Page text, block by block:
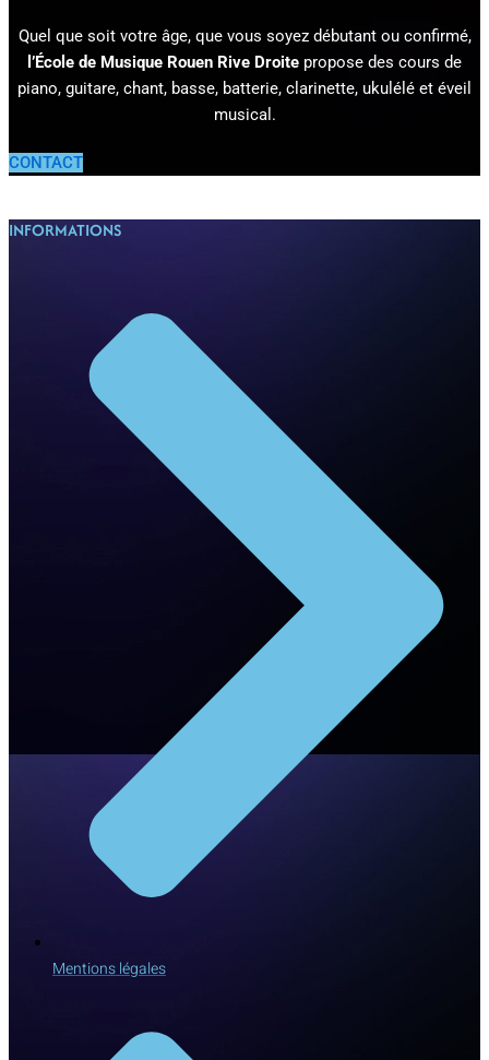
Quel que soit votre âge, que vous soyez débutant ou confirmé,
l’École de Musique Rouen Rive Droite propose des cours de
piano, guitare, chant, basse, batterie, clarinette, ukulélé et éveil
musical.
CONTACT
INFORMATIONS
Mentions légales